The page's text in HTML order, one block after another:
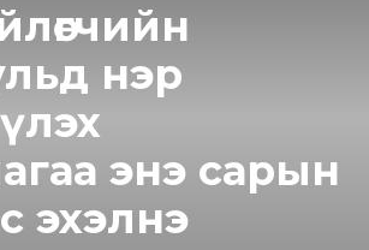
нэр
энэ сарын
эхэлнэ